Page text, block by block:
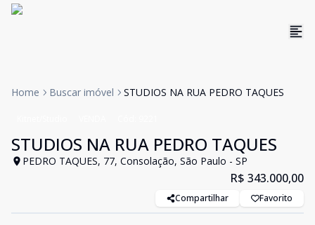
Home Buscar imóvel STUDIOS NA RUA PEDRO TAQUES
STUDIOS NA RUA PEDRO TAQUES
PEDRO TAQUES, 77, Consolação, São Paulo - SP
R$ 343.000,00
Compartilhar Favorito